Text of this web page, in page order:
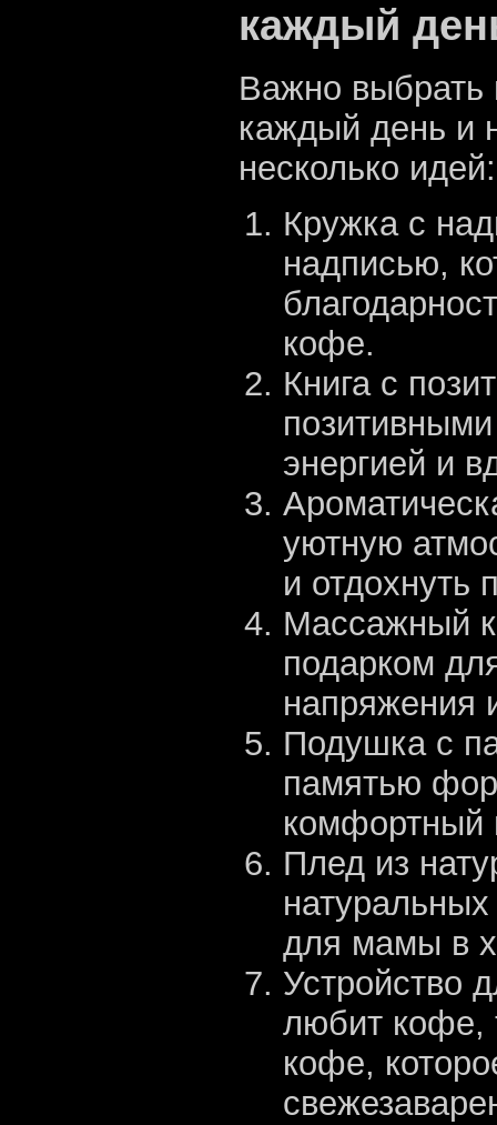
каждый
Важно выбрать
каждый день и
несколько идей:
Кружка с
надписью,
кофе.
Книга с
энергией и
уютную
и отдохнуть
Массажный
подарком
напряжения
Подушка с
памятью
комфортный
Плед из
для мамы в
Устройство
любит кофе,
кофе,